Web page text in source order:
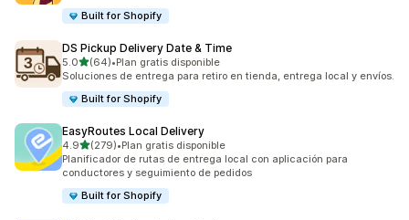
Built for Shopify
DS Pickup Delivery Date & Time
5.0de 5 estrellas
(64)
64 reseñas en total
•Plan gratis disponible
Soluciones de entrega para retiro en tienda, entrega local y envíos.
Built for Shopify
EasyRoutes Local Delivery
4.9de 5 estrellas
(279)
279 reseñas en total
•Plan gratis disponible
Planificador de rutas de entrega local con aplicación para
conductores y seguimiento de pedidos
Built for Shopify